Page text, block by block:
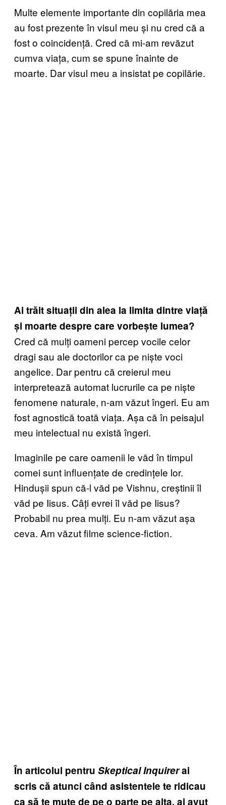
Multe elemente importante din copilăria mea
au fost prezente în visul meu și nu cred că a
fost o coincidență. Cred că mi-am revăzut
cumva viața, cum se spune înainte de
moarte. Dar visul meu a insistat pe copilărie.
Ai trăit situații din alea la limita dintre viață
și moarte despre care vorbește lumea?
Cred că mulți oameni percep vocile celor
dragi sau ale doctorilor ca pe niște voci
angelice. Dar pentru că creierul meu
interpretează automat lucrurile ca pe niște
fenomene naturale, n-am văzut îngeri. Eu am
fost agnostică toată viața. Așa că în peisajul
meu intelectual nu există îngeri.
Imaginile pe care oamenii le văd în timpul
comei sunt influențate de credințele lor.
Hindușii spun că-l văd pe Vishnu, creștinii îl
văd pe Iisus. Câți evrei îl văd pe Iisus?
Probabil nu prea mulți. Eu n-am văzut așa
ceva. Am văzut filme science-fiction.
În articolul pentru Skeptical Inquirerai
scris că atunci când asistentele te ridicau
ca să te mute de pe o parte pe alta, ai avut